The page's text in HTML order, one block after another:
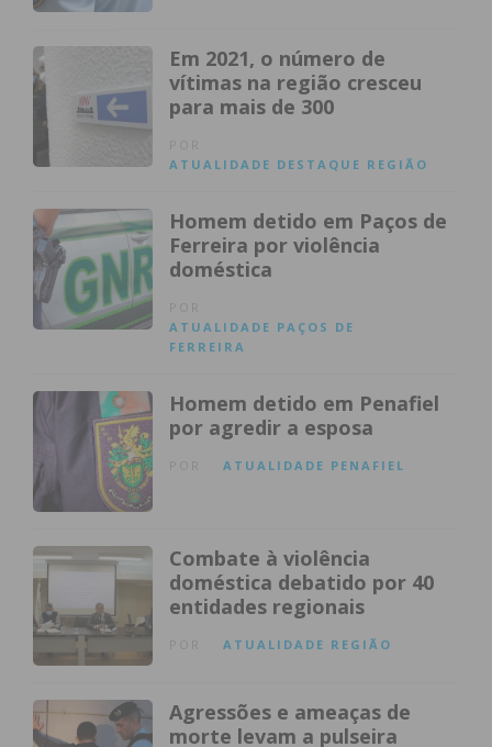
Em 2021, o número de
vítimas na região cresceu
para mais de 300
ATUALIDADE DESTAQUE REGIÃO
Homem detido em Paços de
Ferreira por violência
doméstica
ATUALIDADE PAÇOS DE
FERREIRA
Homem detido em Penafiel
por agredir a esposa
ATUALIDADE PENAFIEL
Combate à violência
doméstica debatido por 40
entidades regionais
ATUALIDADE REGIÃO
Agressões e ameaças de
morte levam a pulseira